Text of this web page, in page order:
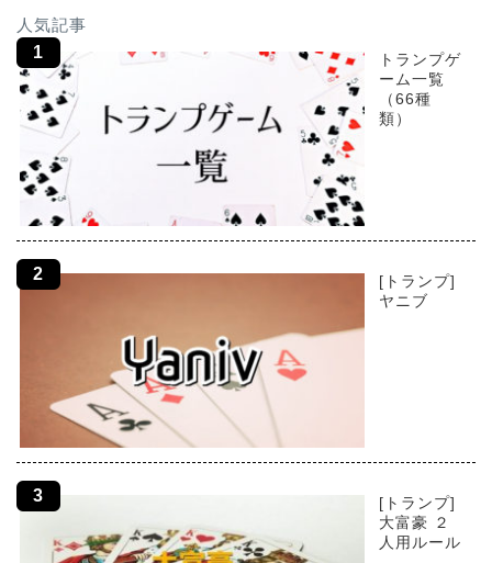
人気記事
トランプゲ
ーム一覧
（66種
類）
[トランプ]
ヤニブ
[トランプ]
大富豪 ２
人用ルール